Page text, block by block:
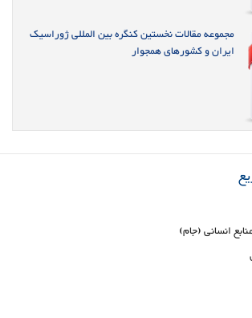
مجموعه مقالات نخستین کنگره بین المللی ژوراسیک
ایران و کشورهای همجوار
انسانی (جام)